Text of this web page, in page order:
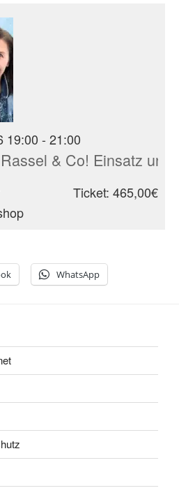
19:00 - 21:00
& Co! Einsatz
Ticket: 465,00€
WhatsApp